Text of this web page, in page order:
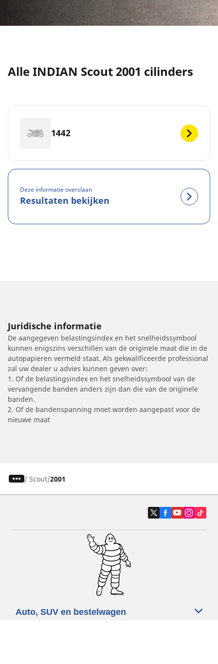
Alle INDIAN Scout 2001 cilinders
1442
Deze informatie overslaan
Resultaten bekijken
Juridische informatie
De aangegeven belastingsindex en het snelheidssymbool
kunnen enigszins verschillen van de originele maat die in de
autopapieren vermeld staat. Als gekwalificeerde professional
zal uw dealer u advies kunnen geven over:
1. Of de belastingsindex en het snelheidssymbool van de
vervangende banden anders zijn dan die van de originele
banden.
2. Of de bandenspanning moet worden aangepast voor de
nieuwe maat
/ Scout 2001
Auto, SUV en bestelwagen